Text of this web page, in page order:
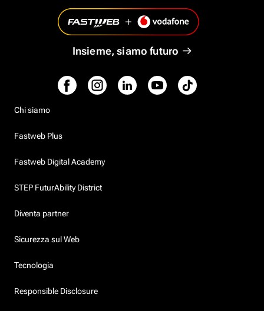
Insieme, siamo futuro
Chi siamo
Fastweb Plus
Fastweb Digital Academy
STEP FuturAbility District
Diventa partner
Sicurezza sul Web
Tecnologia
Responsible Disclosure